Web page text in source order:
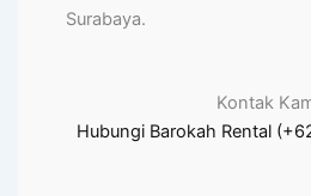
Surabaya.
Kontak
Hubungi Barokah Rental